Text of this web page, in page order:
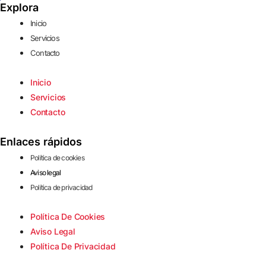
Explora
Inicio
Servicios
Contacto
Inicio
Servicios
Contacto
Enlaces rápidos
Política de cookies
Aviso legal
Política de privacidad
Política De Cookies
Aviso Legal
Política De Privacidad